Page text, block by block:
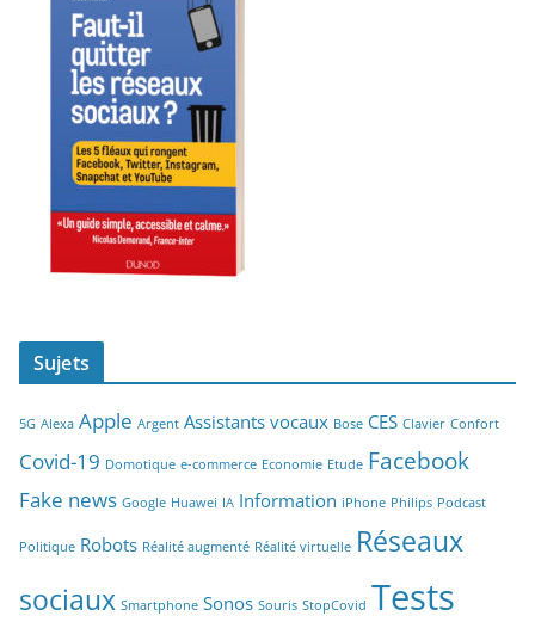
Sujets
5G Alexa Apple Argent Assistants vocaux Bose CES Clavier Confort
Covid-19 Domotique e-commerce Economie Etude Facebook
Fake news Google Huawei IA Information iPhone Philips Podcast
Politique Robots Réalité augmenté Réalité virtuelle Réseaux
sociaux Smartphone Sonos Souris StopCovid Tests